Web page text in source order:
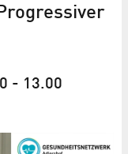
- 13.00